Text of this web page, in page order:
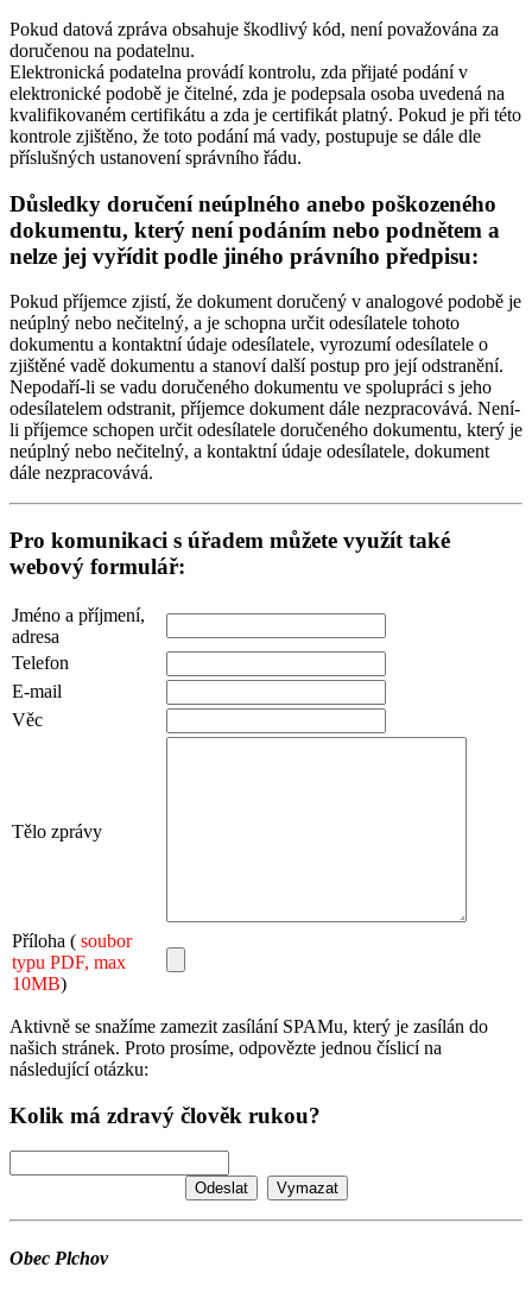
Pokud datová zpráva obsahuje škodlivý kód, není považována za
doručenou na podatelnu.
Elektronická podatelna provádí kontrolu, zda přijaté podání v
elektronické podobě je čitelné, zda je podepsala osoba uvedená na
kvalifikovaném certifikátu a zda je certifikát platný. Pokud je při této
kontrole zjištěno, že toto podání má vady, postupuje se dále dle
příslušných ustanovení správního řádu.
Důsledky doručení neúplného anebo poškozeného
dokumentu, který není podáním nebo podnětem a
nelze jej vyřídit podle jiného právního předpisu:
Pokud příjemce zjistí, že dokument doručený v analogové podobě je
neúplný nebo nečitelný, a je schopna určit odesílatele tohoto
dokumentu a kontaktní údaje odesílatele, vyrozumí odesílatele o
zjištěné vadě dokumentu a stanoví další postup pro její odstranění.
Nepodaří-li se vadu doručeného dokumentu ve spolupráci s jeho
odesílatelem odstranit, příjemce dokument dále nezpracovává. Není-
li příjemce schopen určit odesílatele doručeného dokumentu, který je
neúplný nebo nečitelný, a kontaktní údaje odesílatele, dokument
dále nezpracovává.
Pro komunikaci s úřadem můžete využít také
webový formulář:
Jméno a příjmení,
adresa
Telefon
E-mail
Věc
Tělo zprávy
Příloha ( soubor
typu PDF, max
10MB)
Aktivně se snažíme zamezit zasílání SPAMu, který je zasílán do
našich stránek. Proto prosíme, odpovězte jednou číslicí na
následující otázku:
Kolik má zdravý člověk rukou?
Obec Plchov